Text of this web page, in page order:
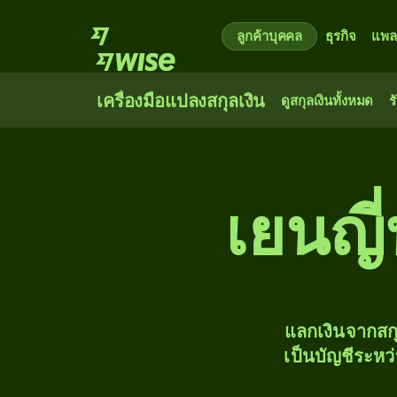
ลูกค้าบุคคล ธุรกิจ แพ
เครื่องมือแปลงสกุลเงิน ดูสกุลเงินทั้งหมด
เยนญี่
แลกเงินจากส
เป็นบัญชีระหว่